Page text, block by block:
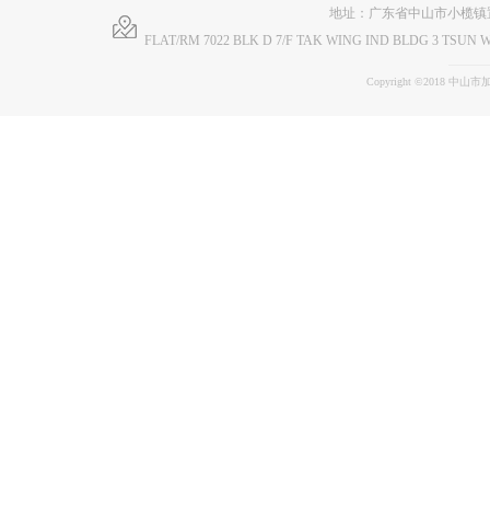
地址：广东省中山市小榄镇
FLAT/RM 7022 BLK D 7/F TAK WING IND BLDG 3 TSUN
Copyright ©2018 中山